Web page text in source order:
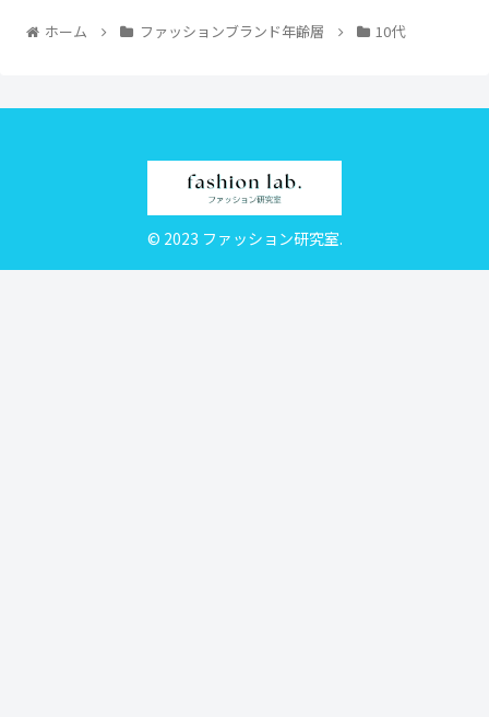
ホーム ファッションブランド年齢層 10代
© 2023 ファッション研究室.